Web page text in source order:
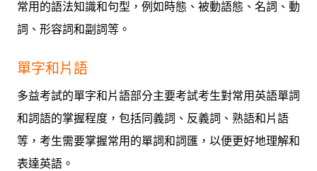
常用的語法知識和句型，例如時態、被動語態、名詞、動
詞、形容詞和副詞等。
單字和片語
多益考試的單字和片語部分主要考試考生對常用英語單詞
和詞語的掌握程度，包括同義詞、反義詞、熟語和片語
等，考生需要掌握常用的單詞和詞匯，以便更好地理解和
表達英語。